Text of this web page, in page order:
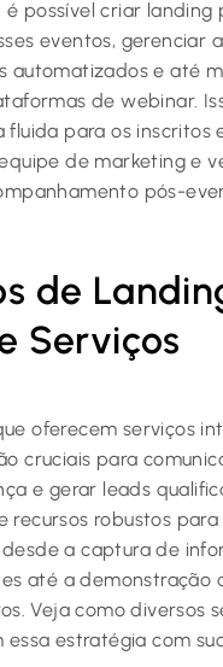
é possível criar landing
eventos, gerenciar
automatizados e até
de webinar.
fluida para os inscritos
de marketing e
pós-
de
Serviços
oferecem serviços
cruciais para
e gerar leads
recursos robustos
a captura de
até a demonstração
Veja como diversos
estratégia com